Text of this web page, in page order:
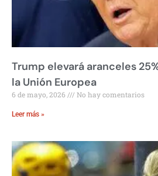
Trump elevará aranceles
la Unión Europea
6 de mayo, 2026 No hay comentarios
Leer más »